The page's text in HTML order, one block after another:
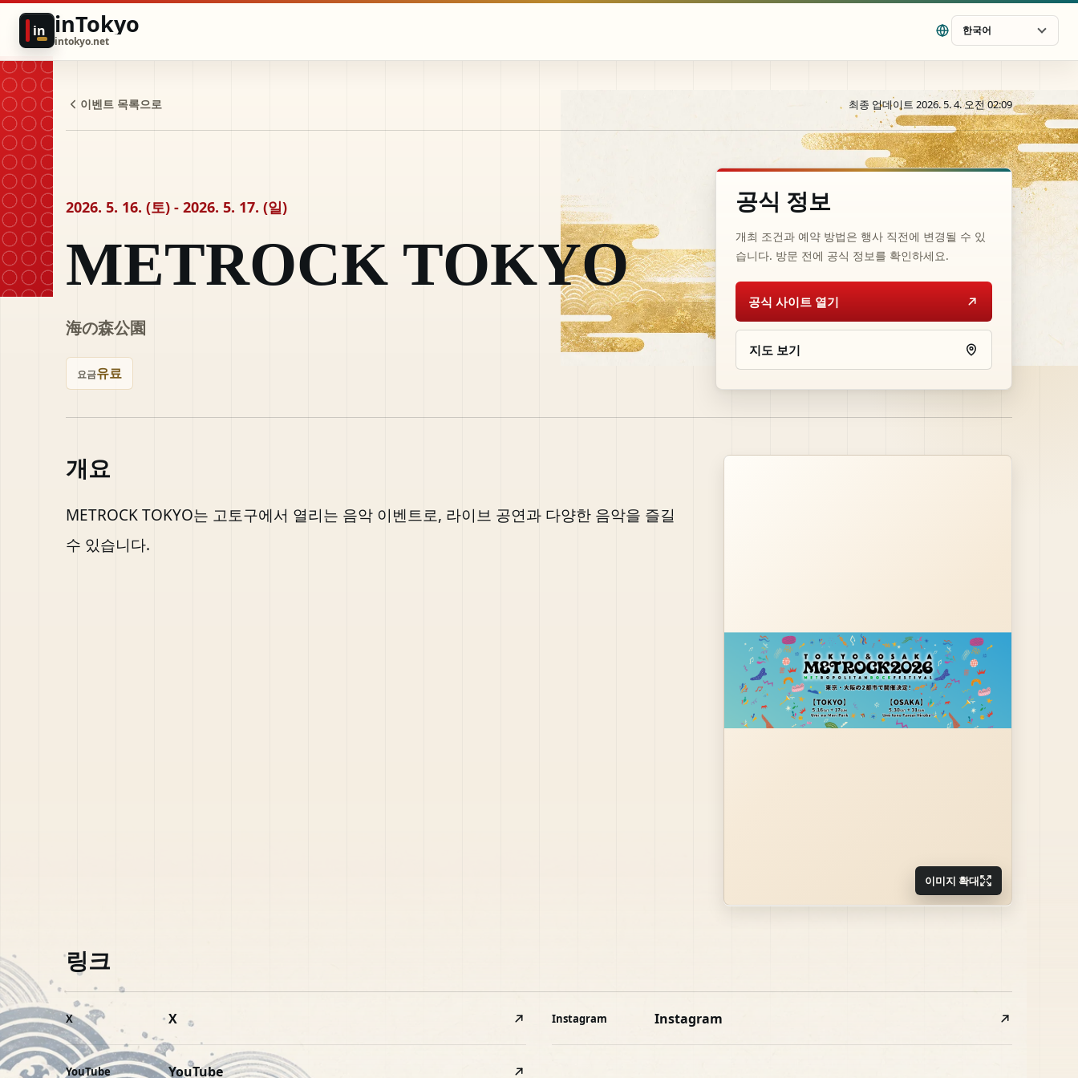
in inTokyo
intokyo.net
한국어
이벤트 목록으로 최종 업데이트 2026. 5. 4. 오전 02:09
2026. 5. 16. (토) - 2026. 5. 17. (일)
METROCK TOKYO
海の森公園
요금유료
공식 정보
개최 조건과 예약 방법은 행사 직전에 변경될 수 있
습니다. 방문 전에 공식 정보를 확인하세요.
공식 사이트 열기
지도 보기
개요
METROCK TOKYO는 고토구에서 열리는 음악 이벤트로, 라이브 공연과 다양한 음악을 즐길
수 있습니다.
이미지 확대
링크
X X Instagram Instagram
YouTube YouTube